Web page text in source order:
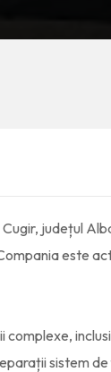
județul
este
sistem